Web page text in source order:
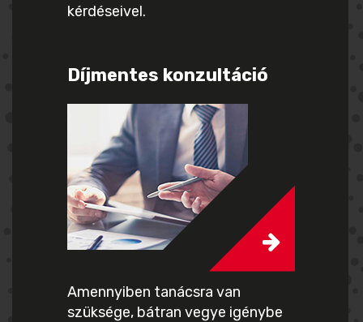
kérdéseivel.
Díjmentes konzultáció
Amennyiben tanácsra van
szüksége, bátran vegye igénybe